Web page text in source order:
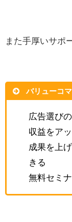
また手厚いサポ
バリューコ
広告選び
収益をア
成果を上
きる
無料セミ